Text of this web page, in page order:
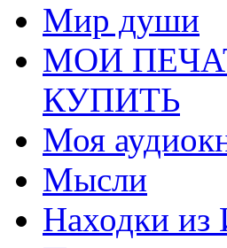
Мир души
МОИ
КУПИТЬ
Моя
Мысли
Находки из